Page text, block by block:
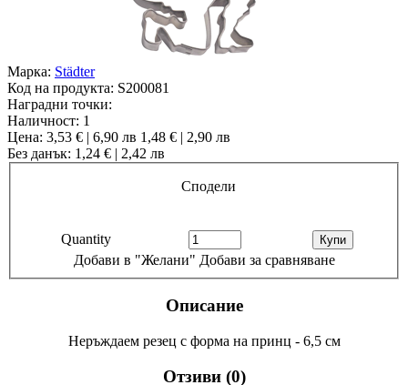
Марка: Städter
Код на продукта: S200081
Наградни точки:
Наличност: 1
Цена: 3,53 € | 6,90 лв 1,48 € | 2,90 лв
Без данък: 1,24 € | 2,42 лв
Сподели
Quantity
Добави в "Желани" Добави за сравняване
Описание
Неръждаем резец с форма на принц - 6,5 см
Отзиви (0)